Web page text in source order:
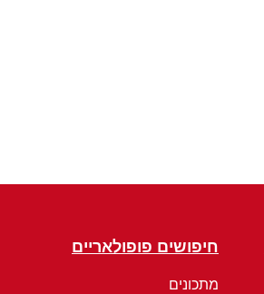
חיפושים פופולאריים
מתכונים